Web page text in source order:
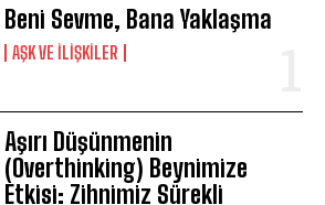
okudum, onaylıyorum.
Beni Sevme, Bana Yaklaşma
AŞK VE İLIŞKILER
Aşırı Düşünmenin
(Overthinking) Beynimize
Etkisi: Zihnimiz Sürekli